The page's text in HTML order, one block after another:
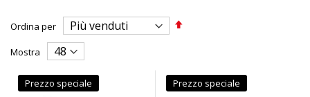
Ordina per
Imposta
Mostra
Prezzo speciale Prezzo speciale